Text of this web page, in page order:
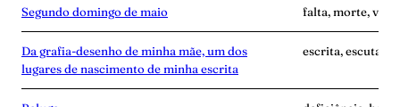
Segundo domingo de maio falta, morte,
Da grafia-desenho de minha mãe, um dos
lugares de nascimento de minha escrita
escrita, escuta,